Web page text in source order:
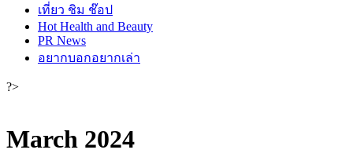
เที่ยว ชิม ช๊อป
Hot Health and Beauty
PR News
อยากบอกอยากเล่า
?>
March 2024